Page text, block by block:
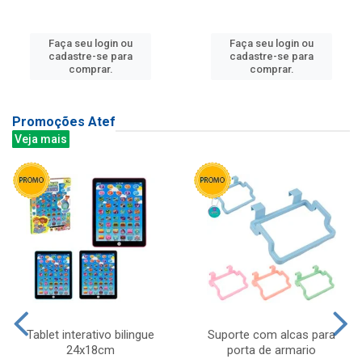
Faça seu login ou
cadastre-se para
comprar.
Faça seu login ou
cadastre-se para
comprar.
Promoções Atef
Veja mais
Tablet interativo bilingue
24x18cm
Suporte com alcas para
porta de armario